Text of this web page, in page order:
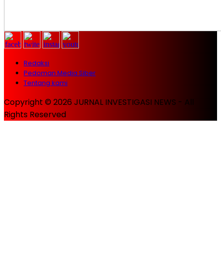
Redaksi
Pedoman Media Siber
Tentang kami
Copyright © 2026 JURNAL INVESTIGASI NEWS - All
Rights Reserved